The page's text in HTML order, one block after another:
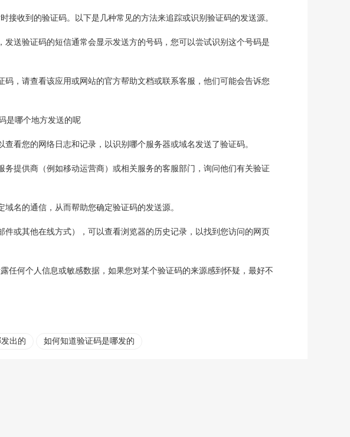
收到的验证码。以下是几种常见的方法来追踪或识别验证码的发送源。
发送验证码的短信通常会显示发送方的号码，您可以尝试识别这个号码是
码，请查看该应用或网站的官方帮助文档或联系客服，他们可能会告诉您
看您的网络日志和记录，以识别哪个服务器或域名发送了验证码。
务提供商（例如移动运营商）或相关服务的客服部门，询问他们有关验证
名的通信，从而帮助您确定验证码的发送源。
件或其他在线方式），可以查看浏览器的历史记录，以找到您访问的网页
任何个人信息或敏感数据，如果您对某个验证码的来源感到怀疑，最好不
出的 如何知道验证码是哪发的